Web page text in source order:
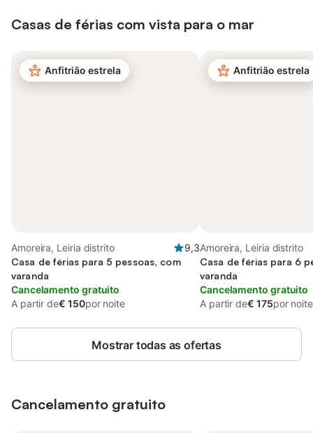
Casas de férias com vista para o mar
Anfitrião estrela
Amoreira, Leiria distrito
9,3
Casa de férias para 5 pessoas, com
varanda
Cancelamento gratuito
A partir de€ 150por noite
Anfitrião estrela
Amoreira, Leiria distrito
Casa de férias para 6
varanda
Cancelamento gratuito
A partir de€ 175por noite
Mostrar todas as ofertas
Cancelamento gratuito